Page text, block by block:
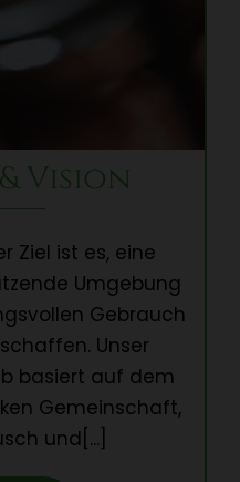
Vision
Ziel ist es, eine
Umgebung
Gebrauch
Unser
basiert auf dem
Gemeinschaft,
und[...]